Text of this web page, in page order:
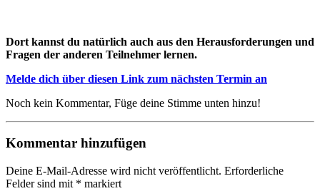
Dort kannst du natürlich auch aus den Herausforderungen und
Fragen der anderen Teilnehmer lernen.
Melde dich über diesen Link zum nächsten Termin an
Noch kein Kommentar, Füge deine Stimme unten hinzu!
Kommentar hinzufügen
Deine E-Mail-Adresse wird nicht veröffentlicht. Erforderliche
Felder sind mit * markiert